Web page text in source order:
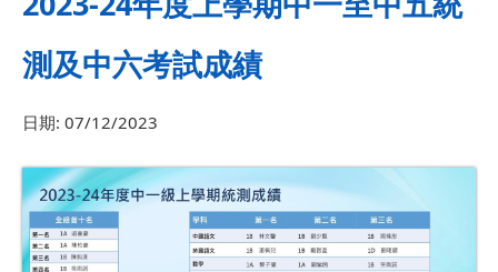
測及中六考試成績
日期: 07/12/2023